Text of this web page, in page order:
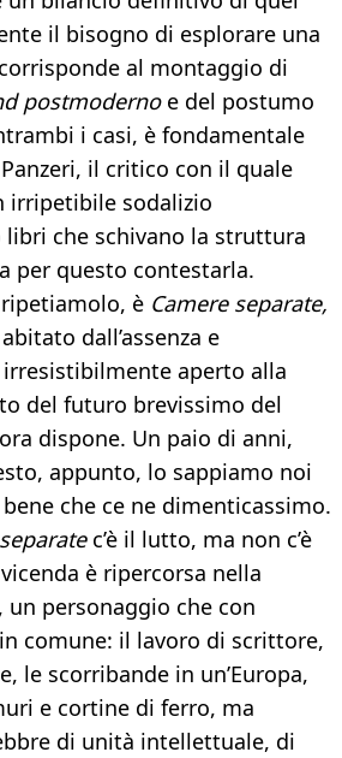
il bisogno di esplorare una
al montaggio di
postmodernoe del postumo
i casi, è fondamentale
il critico con il quale
irripetibile sodalizio
che schivano la struttura
per questo contestarla.
è Camere separate,
dall’assenza e
aperto alla
del futuro brevissimo del
dispone. Un paio di anni,
appunto, lo sappiamo noi
che ce ne dimenticassimo.
c’è il lutto, ma non c’è
è ripercorsa nella
personaggio che con
comune: il lavoro di scrittore,
le scorribande in un’Europa,
e cortine di ferro, ma
di unità intellettuale, di